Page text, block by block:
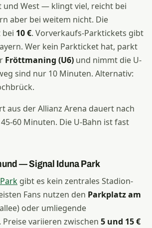
und West — klingt viel, reicht bei
aber bei weitem nicht. Die
bei 10 €. Vorverkaufs-Parktickets gibt
Wer kein Parkticket hat, parkt
Fröttmaning (U6) und nimmt die U-
sind nur 10 Minuten. Alternativ:
aus der Allianz Arena dauert nach
60 Minuten. Die U-Bahn ist fast
— Signal Iduna Park
gibt es kein zentrales Stadion-
Fans nutzen den Parkplatz am
oder umliegende
variieren zwischen 5 und 15 €